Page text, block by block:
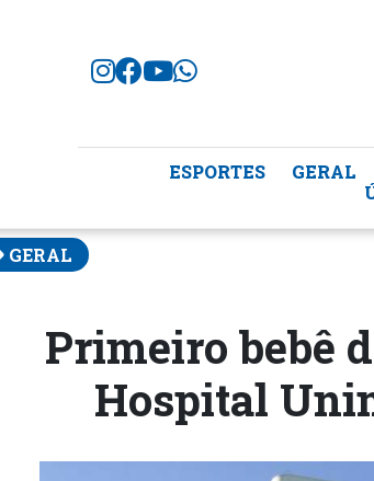
ESPORTES GERAL
GERAL
Primeiro bebê
Hospital